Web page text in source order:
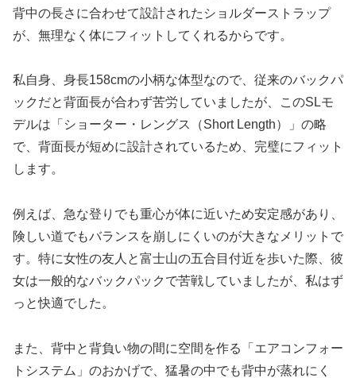
背中の長さに合わせて設計されたショルダーストラップ
が、無理なく体にフィットしてくれるからです。
私自身、身長158cmの小柄な体型なので、従来のバックパ
ックだと背面長が合わず苦労していましたが、このSLモ
デルは「ショーター・レングス（Short Length）」の略
で、背面長が短めに設計されているため、完璧にフィット
します。
例えば、急な登りでも重心が体に近いため安定感があり、
険しい道でもバランスを崩しにくいのが大きなメリットで
す。特に女性の友人と富士山の五合目付近を歩いた際、彼
女は一般的なバックパックで苦戦していましたが、私はず
っと快適でした。
また、背中と背負い物の間に空間を作る「エアコンフォー
トシステム」のおかげで、猛暑の中でも背中が蒸れにく